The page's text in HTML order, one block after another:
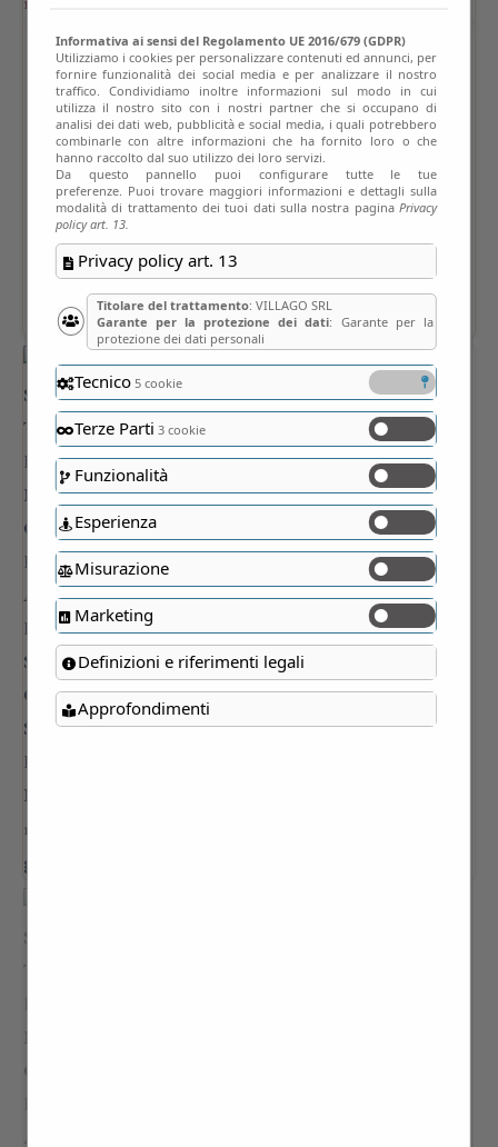
Informativa ai sensi del Regolamento UE 2016/679 (GDPR)
Utilizziamo i cookies per personalizzare contenuti ed annunci, per
fornire funzionalità dei social media e per analizzare il nostro
traffico. Condividiamo inoltre informazioni sul modo in cui
utilizza il nostro sito con i nostri partner che si occupano di
analisi dei dati web, pubblicità e social media, i quali potrebbero
combinarle con altre informazioni che ha fornito loro o che
hanno raccolto dal suo utilizzo dei loro servizi.
Da questo pannello puoi configurare tutte le tue
preferenze. Puoi trovare maggiori informazioni e dettagli sulla
modalità di trattamento dei tuoi dati sulla nostra paginaPrivacy
policy art. 13.
Privacy policy art. 13
Titolare del trattamento: VILLAGO SRL
Garante per la protezione dei dati: Garante per la
protezione dei dati personali
Tecnico5 cookie
Terze Parti 3 cookie
Funzionalità
Esperienza
Misurazione
Marketing
Definizioni e riferimenti legali
Approfondimenti